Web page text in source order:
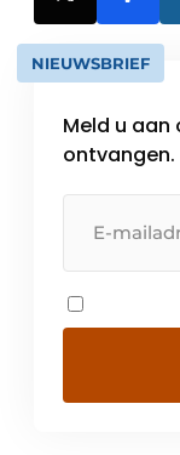
NIEUWSBRIEF
Meld u
ontvangen.